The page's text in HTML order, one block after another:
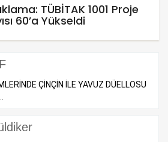
TÜBİTAK 1001 Proje
60’a Yükseldi
ÇİNÇİN İLE YAVUZ DÜELLOSU